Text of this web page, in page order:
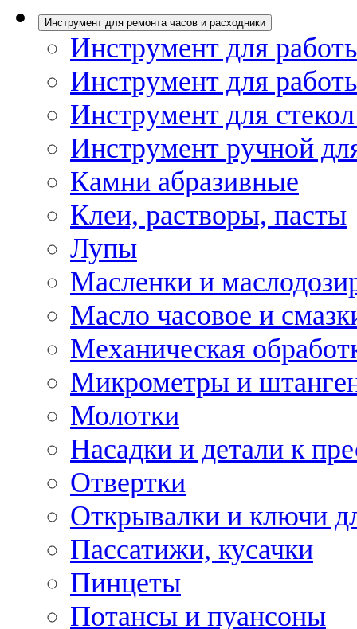
Инструмент для ремонта часов и расходники
Инструмент для
Инструмент для
Инструмент для
Инструмент ручной
Камни абразивные
Клеи, растворы, пасты
Лупы
Масленки и
Масло часовое и
Механическая
Микрометры и
Молотки
Насадки и детали к
Отвертки
Открывалки и ключи
Пассатижи, кусачки
Пинцеты
Потансы и пуансоны